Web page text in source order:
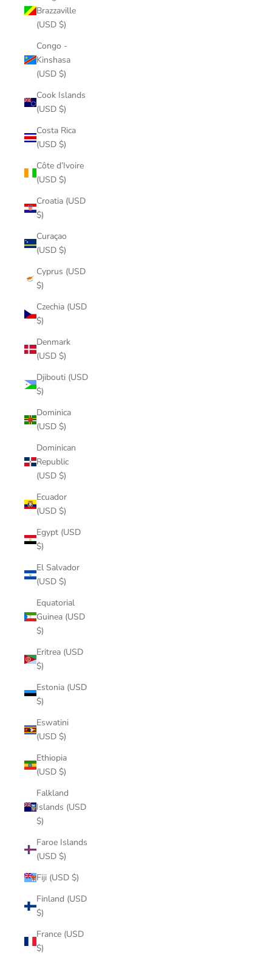
Brazzaville
(USD $)
Congo -
Kinshasa
(USD $)
Cook Islands
(USD $)
Costa Rica
(USD $)
Côte d’Ivoire
(USD $)
Croatia (USD
$)
Curaçao
(USD $)
Cyprus (USD
$)
Czechia (USD
$)
Denmark
(USD $)
Djibouti (USD
$)
Dominica
(USD $)
Dominican
Republic
(USD $)
Ecuador
(USD $)
Egypt (USD
$)
El Salvador
(USD $)
Equatorial
Guinea (USD
$)
Eritrea (USD
$)
Estonia (USD
$)
Eswatini
(USD $)
Ethiopia
(USD $)
Falkland
Islands (USD
$)
Faroe Islands
(USD $)
Fiji (USD $)
Finland (USD
$)
France (USD
$)